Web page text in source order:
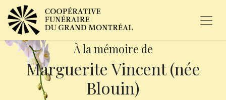
À la mémoire de
Marguerite Vincent (née
Blouin)